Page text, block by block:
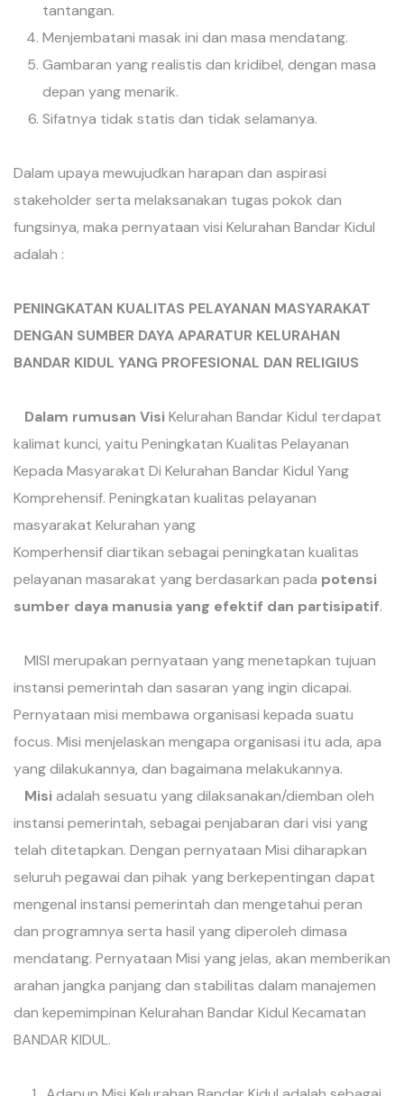
tantangan.
Menjembatani masak ini dan masa mendatang.
Gambaran yang realistis dan kridibel, dengan masa
depan yang menarik.
Sifatnya tidak statis dan tidak selamanya.
Dalam upaya mewujudkan harapan dan aspirasi
stakeholder serta melaksanakan tugas pokok dan
fungsinya, maka pernyataan visi Kelurahan Bandar Kidul
adalah :
PENINGKATAN KUALITAS PELAYANAN MASYARAKAT
DENGAN SUMBER DAYA APARATUR KELURAHAN
BANDAR KIDUL YANG PROFESIONAL DAN RELIGIUS
Dalam rumusan Visi Kelurahan Bandar Kidul terdapat
kalimat kunci, yaitu Peningkatan Kualitas Pelayanan
Kepada Masyarakat Di Kelurahan Bandar Kidul Yang
Komprehensif. Peningkatan kualitas pelayanan
masyarakat Kelurahan yang
Komperhensif diartikan sebagai peningkatan kualitas
pelayanan masarakat yang berdasarkan pada potensi
sumber daya manusia yang efektif dan partisipatif.
MISI merupakan pernyataan yang menetapkan tujuan
instansi pemerintah dan sasaran yang ingin dicapai.
Pernyataan misi membawa organisasi kepada suatu
focus. Misi menjelaskan mengapa organisasi itu ada, apa
yang dilakukannya, dan bagaimana melakukannya.
Misi adalah sesuatu yang dilaksanakan/diemban oleh
instansi pemerintah, sebagai penjabaran dari visi yang
telah ditetapkan. Dengan pernyataan Misi diharapkan
seluruh pegawai dan pihak yang berkepentingan dapat
mengenal instansi pemerintah dan mengetahui peran
dan programnya serta hasil yang diperoleh dimasa
mendatang. Pernyataan Misi yang jelas, akan memberikan
arahan jangka panjang dan stabilitas dalam manajemen
dan kepemimpinan Kelurahan Bandar Kidul Kecamatan
BANDAR KIDUL.